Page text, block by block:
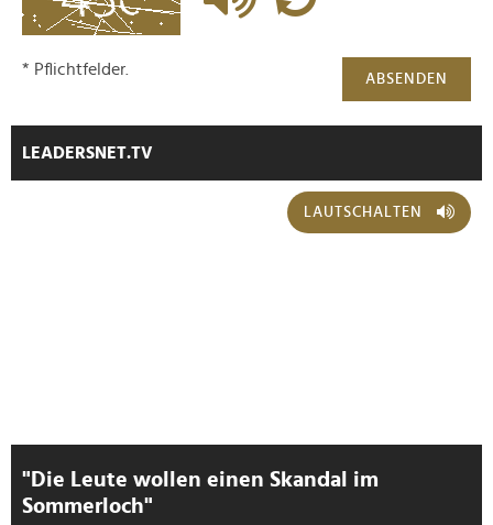
ABSENDEN
* Pflichtfelder.
LEADERSNET.TV
LAUTSCHALTEN
"Die Leute wollen einen Skandal im
Sommerloch"